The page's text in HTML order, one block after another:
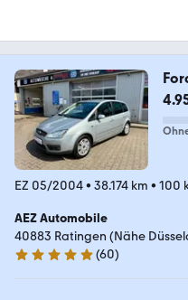
EZ 05/2004• 38.174 km • 100
AEZ Automobile
40883 Ratingen (Nähe
5 Sterne
(60)